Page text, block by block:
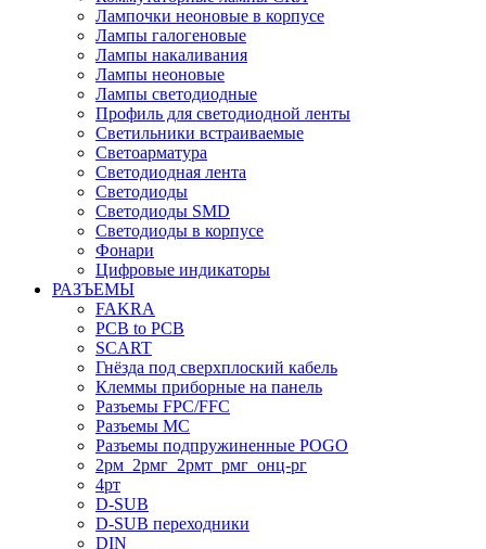
Лампочки неоновые в корпусе
Лампы галогеновые
Лампы накаливания
Лампы неоновые
Лампы светодиодные
Профиль для светодиодной ленты
Светильники встраиваемые
Светоарматура
Светодиодная лента
Светодиоды
Светодиоды SMD
Светодиоды в корпусе
Фонари
Цифровые индикаторы
РАЗЪЕМЫ
FAKRA
PCB to PCB
SCART
Гнёзда под сверхплоский кабель
Клеммы приборные на панель
Разъемы FPC/FFC
Разъемы MC
Разъемы подпружиненные POGO
2рм_2рмг_2рмт_рмг_онц-рг
4рт
D-SUB
D-SUB переходники
DIN